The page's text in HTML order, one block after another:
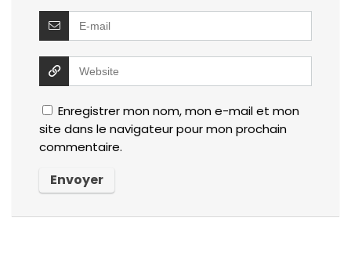
Enregistrer mon nom, mon e-mail et mon
site dans le navigateur pour mon prochain
commentaire.